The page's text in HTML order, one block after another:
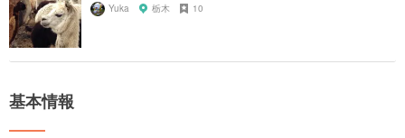
Yuka 栃木 10
基本情報